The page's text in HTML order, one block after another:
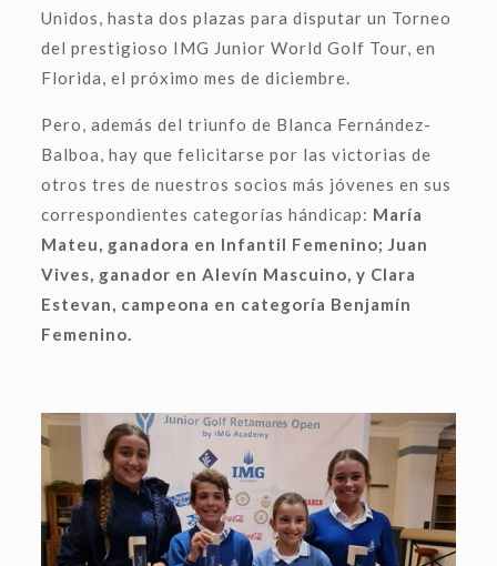
Unidos, hasta dos plazas para disputar un Torneo
del prestigioso IMG Junior World Golf Tour, en
Florida, el próximo mes de diciembre.
Pero, además del triunfo de Blanca Fernández-
Balboa, hay que felicitarse por las victorias de
otros tres de nuestros socios más jóvenes en sus
correspondientes categorías hándicap: María
Mateu, ganadora en Infantil Femenino; Juan
Vives, ganador en Alevín Mascuino, y Clara
Estevan, campeona en categoría Benjamín
Femenino.